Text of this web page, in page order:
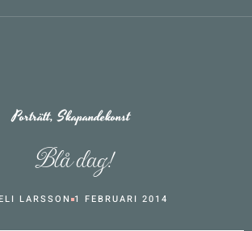
Porträtt,Skapandekonst
Blå dag!
LARSSON 1 FEBRUARI 2014